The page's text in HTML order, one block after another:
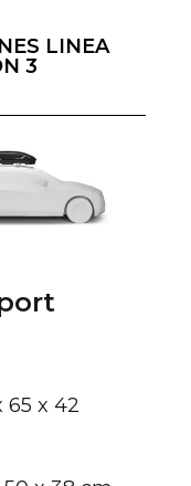
LINEA
3
65 x 42